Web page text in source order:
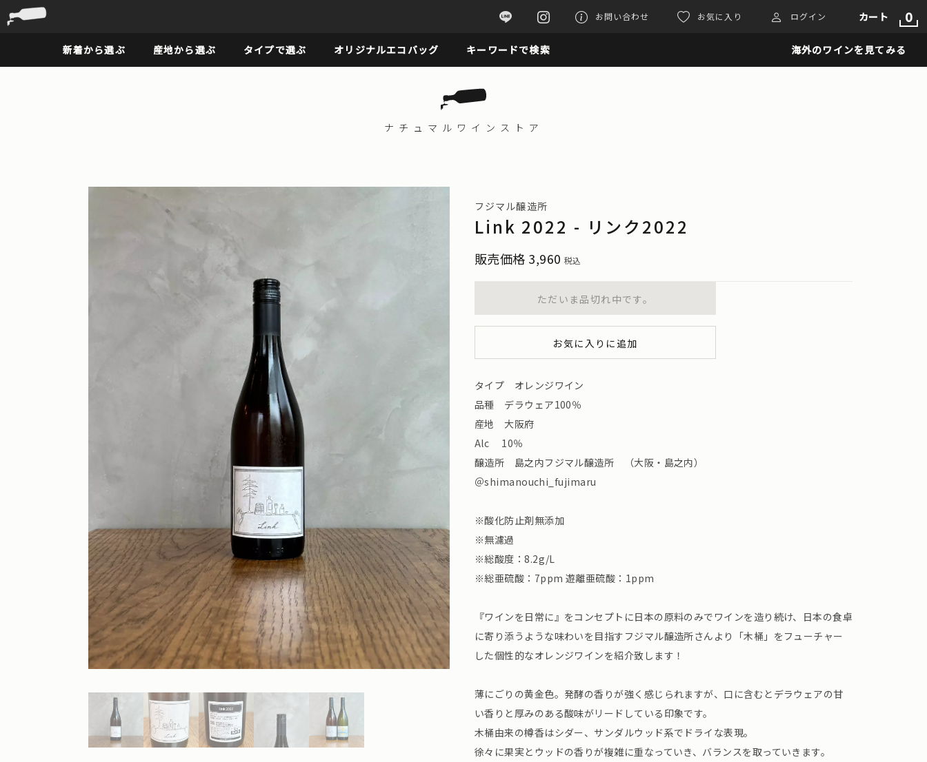
お問い合わせ お気に入り ログイン カート 0
新着から選ぶ 産地から選ぶ タイプで選ぶ オリジナルエコバッグ キーワードで検索 海外のワインを見てみる
ナチュマル ワインストア
フジマル醸造所
Link 2022 - リンク2022
販売価格 3,960 税込
ただいま品切れ中です。
お気に入りに追加
タイプ オレンジワイン
品種 デラウェア100％
産地 大阪府
Alc 10％
醸造所 島之内フジマル醸造所 （大阪・島之内）
＠shimanouchi_fujimaru
※酸化防止剤無添加
※無濾過
※総酸度：8.2g/L
※総亜硫酸：7ppm 遊離亜硫酸：1ppm
『ワインを日常に』をコンセプトに日本の原料のみでワインを造り続け、日本の食卓
に寄り添うような味わいを目指すフジマル醸造所さんより「木桶」をフューチャー
した個性的なオレンジワインを紹介致します！
薄にごりの黄金色。発酵の香りが強く感じられますが、口に含むとデラウェアの甘
い香りと厚みのある酸味がリードしている印象です。
木桶由来の樽香はシダー、サンダルウッド系でドライな表現。
徐々に果実とウッドの香りが複雑に重なっていき、バランスを取っていきます。